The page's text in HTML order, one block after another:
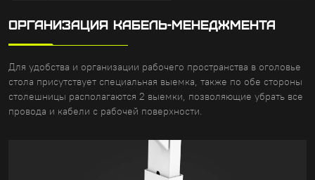
ОРГАНИЗАЦИЯ КАБЕЛЬ-МЕНЕДЖМЕНТА
Для удобства и организации рабочего пространства в оголовье
стола присутствует специальная выемка, также по обе стороны
столешницы располагаются 2 выемки, позволяющие убрать все
провода и кабели с рабочей поверхности.